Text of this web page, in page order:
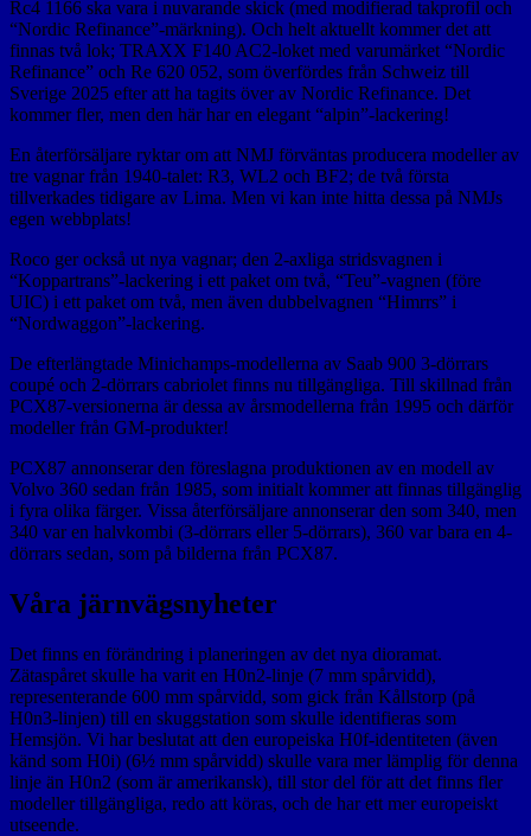
Rc4 1166 ska vara i nuvarande skick (med modifierad takprofil och
“Nordic Refinance”-märkning). Och helt aktuellt kommer det att
finnas två lok; TRAXX F140 AC2-loket med varumärket “Nordic
Refinance” och Re 620 052, som överfördes från Schweiz till
Sverige 2025 efter att ha tagits över av Nordic Refinance. Det
kommer fler, men den här har en elegant “alpin”-lackering!
En återförsäljare ryktar om att NMJ förväntas producera modeller av
tre vagnar från 1940-talet: R3, WL2 och BF2; de två första
tillverkades tidigare av Lima. Men vi kan inte hitta dessa på NMJs
egen webbplats!
Roco ger också ut nya vagnar; den 2-axliga stridsvagnen i
“Koppartrans”-lackering i ett paket om två, “Teu”-vagnen (före
UIC) i ett paket om två, men även dubbelvagnen “Himrrs” i
“Nordwaggon”-lackering.
De efterlängtade Minichamps-modellerna av Saab 900 3-dörrars
coupé och 2-dörrars cabriolet finns nu tillgängliga. Till skillnad från
PCX87-versionerna är dessa av årsmodellerna från 1995 och därför
modeller från GM-produkter!
PCX87 annonserar den föreslagna produktionen av en modell av
Volvo 360 sedan från 1985, som initialt kommer att finnas tillgänglig
i fyra olika färger. Vissa återförsäljare annonserar den som 340, men
340 var en halvkombi (3-dörrars eller 5-dörrars), 360 var bara en 4-
dörrars sedan, som på bilderna från PCX87.
Våra järnvägsnyheter
Det finns en förändring i planeringen av det nya dioramat.
Zätaspåret skulle ha varit en H0n2-linje (7 mm spårvidd),
representerande 600 mm spårvidd, som gick från Kållstorp (på
H0n3-linjen) till en skuggstation som skulle identifieras som
Hemsjön. Vi har beslutat att den europeiska H0f-identiteten (även
känd som H0i) (6½ mm spårvidd) skulle vara mer lämplig för denna
linje än H0n2 (som är amerikansk), till stor del för att det finns fler
modeller tillgängliga, redo att köras, och de har ett mer europeiskt
utseende.